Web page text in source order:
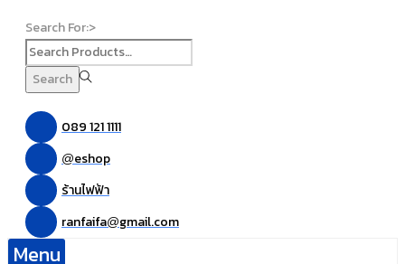
Search For:>
Search
089 121 1111
@eshop
ร้านไฟฟ้า
ranfaifa@gmail.com
Menu